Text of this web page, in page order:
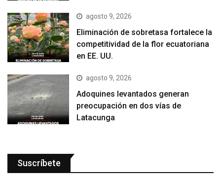
agosto 9, 2026
Eliminación de sobretasa fortalece la
competitividad de la flor ecuatoriana
en EE. UU.
agosto 9, 2026
Adoquines levantados generan
preocupación en dos vías de
Latacunga
Suscríbete